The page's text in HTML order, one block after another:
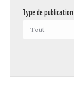
Type de publication